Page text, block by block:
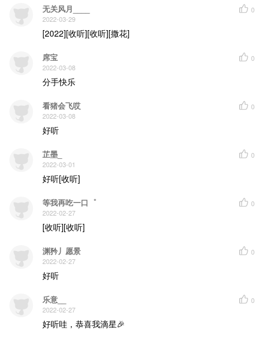
无关风月____
2022-03-29
0
[2022][收听][收听][撒花]
席宝
2022-03-08
0
分手快乐
看猪会飞哎
2022-03-08
0
好听
芷墨_
2022-03-01
0
好听[收听]
等我再吃一口゜
2022-02-27
0
[收听][收听]
渊矜丿愿景
2022-02-27
0
好听
乐意__
2022-02-27
0
好听哇，恭喜我滴星🎉